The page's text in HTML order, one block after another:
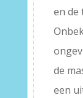
en de
de
een